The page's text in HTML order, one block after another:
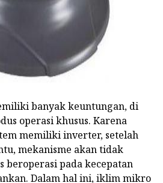
banyak keuntungan, di
operasi khusus. Karena
memiliki inverter, setelah
mekanisme akan tidak
beroperasi pada kecepatan
Dalam hal ini, iklim mikro